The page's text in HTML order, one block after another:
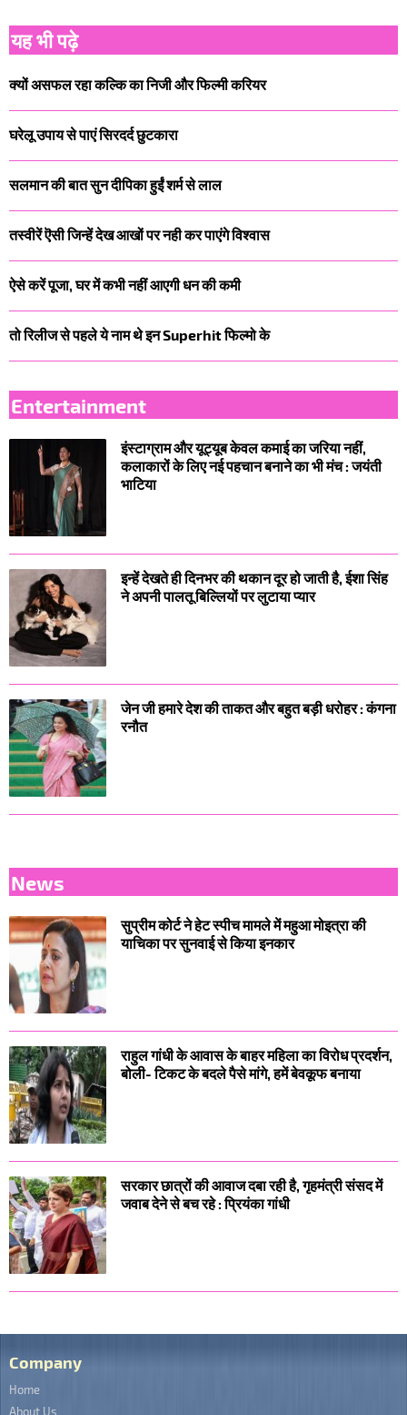
यह भी पढ़े
क्यों असफल रहा ​कल्कि का निजी और फिल्मी करियर
घरेलू उपाय से पाएं सिरदर्द छुटकारा
सलमान की बात सुन दीपिका हुईं शर्म से लाल
तस्वीरें ऎसी जिन्हें देख आखों पर नही कर पाएंगे विश्वास
ऐसे करें पूजा, घर में कभी नहीं आएगी धन की कमी
तो रिलीज से पहले ये नाम थे इन Superhit फिल्मो के
Entertainment
इंस्टाग्राम और यूट्यूब केवल कमाई का जरिया नहीं,
कलाकारों के लिए नई पहचान बनाने का भी मंच : जयंती
भाटिया
इन्हें देखते ही दिनभर की थकान दूर हो जाती है, ईशा सिंह
ने अपनी पालतू बिल्लियों पर लुटाया प्यार
जेन जी हमारे देश की ताकत और बहुत बड़ी धरोहर : कंगना
रनौत
News
सुप्रीम कोर्ट ने हेट स्पीच मामले में महुआ मोइत्रा की
याचिका पर सुनवाई से किया इनकार
राहुल गांधी के आवास के बाहर महिला का विरोध प्रदर्शन,
बोली- टिकट के बदले पैसे मांगे, हमें बेवकूफ बनाया
सरकार छात्रों की आवाज दबा रही है, गृहमंत्री संसद में
जवाब देने से बच रहे : प्रियंका गांधी
Company
Home
About Us